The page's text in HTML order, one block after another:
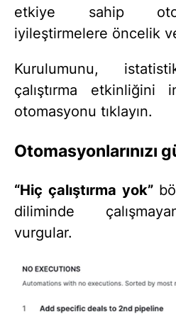
etkiye sahip
iyileştirmelere öncelik
Kurulumunu,
çalıştırma
otomasyonu tıklayın.
Otomasyonlarınızı
“Hiç çalıştırma yok”
diliminde
vurgular.